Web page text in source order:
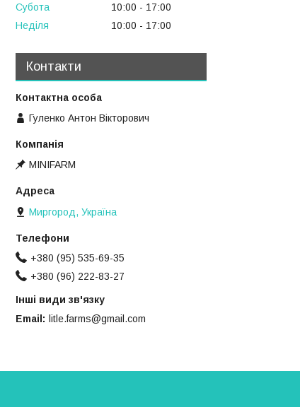
Субота
10:00
17:00
Неділя
10:00 17:00
Контакти
Гуленко Антон Вікторович
MINIFARM
Миргород, Україна
+380 (95) 535-69-35
+380 (96) 222-83-27
Інші види зв'язку
Email
litle.farms@gmail.com